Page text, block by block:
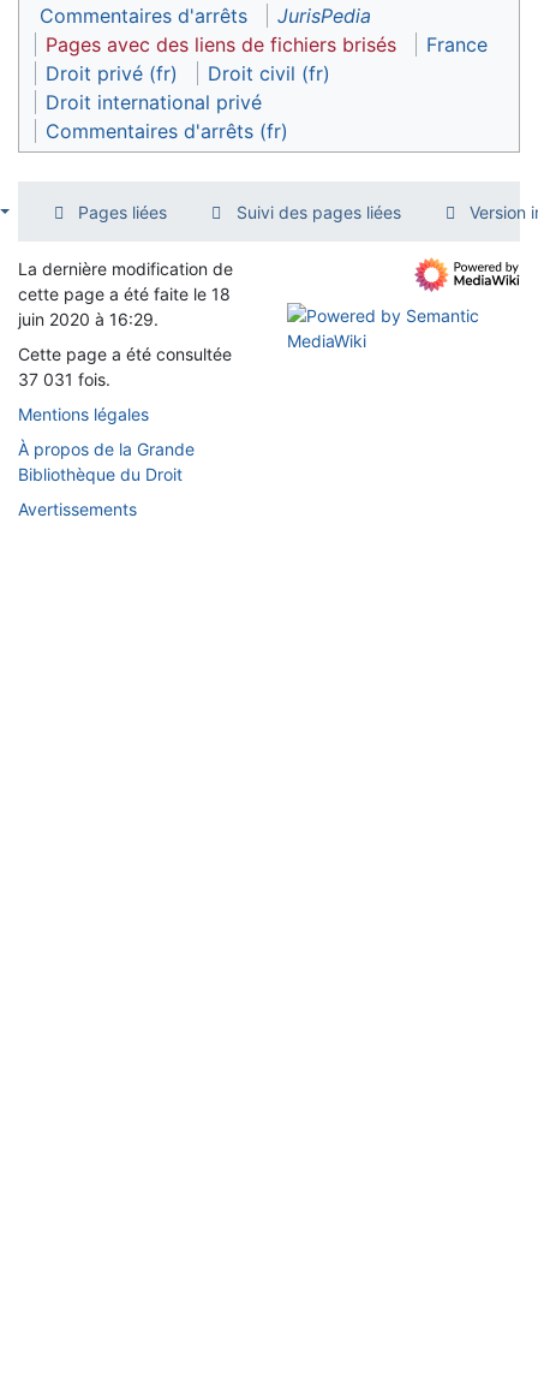
Commentaires d'arrêts
JurisPedia
Pages avec des liens de fichiers brisés
France
Droit privé (fr)
Droit civil (fr)
Droit international privé
Commentaires d'arrêts (fr)
Pages liées Suivi des pages liées Version
La dernière modification de
cette page a été faite le 18
juin 2020 à 16:29.
Cette page a été consultée
37 031 fois.
Mentions légales
À propos de la Grande
Bibliothèque du Droit
Avertissements